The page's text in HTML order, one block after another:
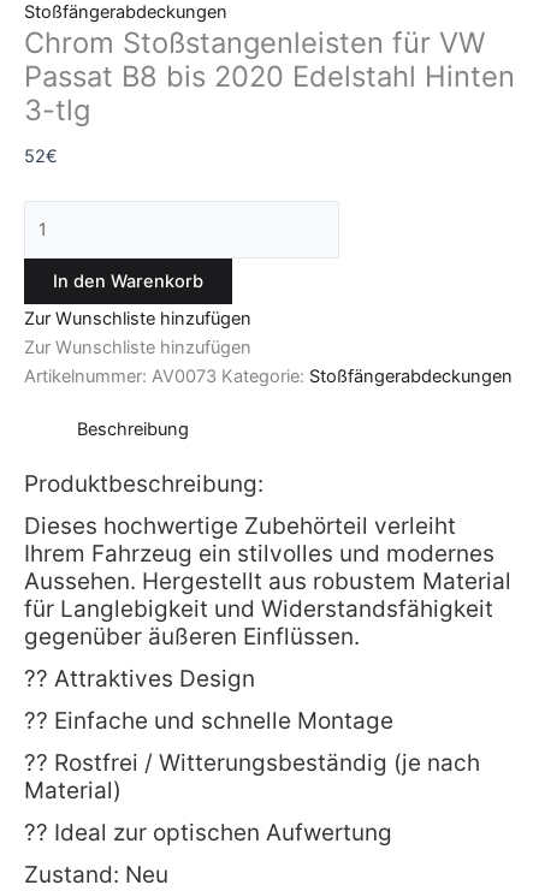
Stoßfängerabdeckungen
Chrom Stoßstangenleisten für VW
Passat B8 bis 2020 Edelstahl Hinten
3-tlg
52€
In den Warenkorb
Zur Wunschliste hinzufügen
Zur Wunschliste hinzufügen
Artikelnummer: AV0073 Kategorie: Stoßfängerabdeckungen
Beschreibung
Produktbeschreibung:
Dieses hochwertige Zubehörteil verleiht
Ihrem Fahrzeug ein stilvolles und modernes
Aussehen. Hergestellt aus robustem Material
für Langlebigkeit und Widerstandsfähigkeit
gegenüber äußeren Einflüssen.
?? Attraktives Design
?? Einfache und schnelle Montage
?? Rostfrei / Witterungsbeständig (je nach
Material)
?? Ideal zur optischen Aufwertung
Zustand: Neu